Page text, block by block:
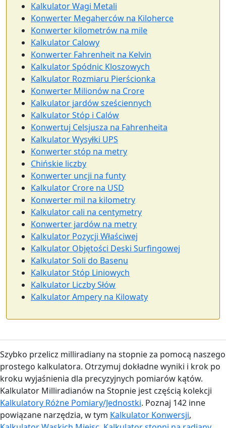
Kalkulator Wagi Metali
Konwerter Megaherców na Kiloherce
Konwerter kilometrów na mile
Kalkulator Calowy
Konwerter Fahrenheit na Kelvin
Kalkulator Spódnic Kloszowych
Kalkulator Rozmiaru Pierścionka
Konwerter Milionów na Crore
Kalkulator jardów sześciennych
Kalkulator Stóp i Calów
Konwertuj Celsjusza na Fahrenheita
Kalkulator Wysyłki UPS
Konwerter stóp na metry
Chińskie liczby
Konwerter uncji na funty
Kalkulator Crore na USD
Konwerter mil na kilometry
Kalkulator cali na centymetry
Konwerter jardów na metry
Kalkulator Pozycji Właściwej
Kalkulator Objętości Deski Surfingowej
Kalkulator Soli do Basenu
Kalkulator Stóp Liniowych
Kalkulator Liczby Słów
Kalkulator Ampery na Kilowaty
Szybko przelicz milliradiany na stopnie za pomocą naszego
prostego kalkulatora. Otrzymuj dokładne wyniki i krok po
kroku wyjaśnienia dla precyzyjnych pomiarów kątów.
Kalkulator Milliradianów na Stopnie jest częścią kolekcji
Kalkulatory Różne Pomiary/Jednostki. Poznaj 142 inne
powiązane narzędzia, w tym Kalkulator Konwersji,